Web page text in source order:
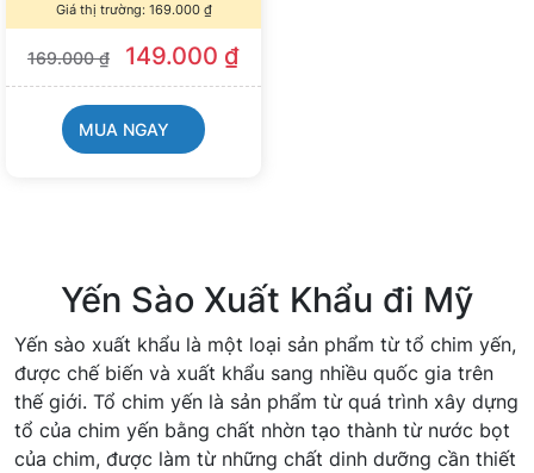
Giá thị trường: 169.000 ₫
169.000₫ 149.000 ₫
MUA NGAY
Yến Sào Xuất Khẩu đi Mỹ
Yến sào xuất khẩu là một loại sản phẩm từ tổ chim yến,
được chế biến và xuất khẩu sang nhiều quốc gia trên
thế giới. Tổ chim yến là sản phẩm từ quá trình xây dựng
tổ của chim yến bằng chất nhờn tạo thành từ nước bọt
của chim, được làm từ những chất dinh dưỡng cần thiết